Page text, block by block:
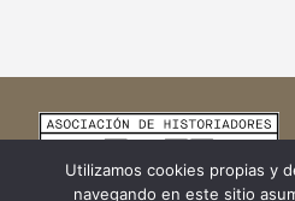
Utilizamos cookies propias y
navegando en este sitio